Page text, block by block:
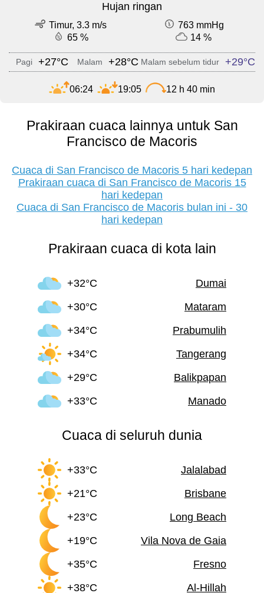
Hujan ringan
Timur, 3.3 m/s
763 mmHg
65 %
14 %
Pagi +27°C Malam +28°C Malam sebelum tidur +29°C
06:24 19:05 12 h 40 min
Prakiraan cuaca lainnya untuk San
Francisco de Macoris
Cuaca di San Francisco de Macoris 5 hari kedepan
Prakiraan cuaca di San Francisco de Macoris 15
hari kedepan
Cuaca di San Francisco de Macoris bulan ini - 30
hari kedepan
Prakiraan cuaca di kota lain
+32°C
Dumai
+30°C
Mataram
+34°C
Prabumulih
+34°C
Tangerang
+29°C
Balikpapan
+33°C
Manado
Cuaca di seluruh dunia
+33°C
Jalalabad
+21°C
Brisbane
+23°C
Long Beach
+19°C
Vila Nova de Gaia
+35°C
Fresno
+38°C
Al-Hillah